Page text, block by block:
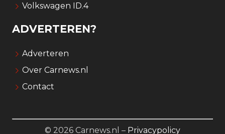
Volkswagen ID.4
ADVERTEREN?
Adverteren
Over Carnews.nl
Contact
© 2026 Carnews.nl – Privacypolicy